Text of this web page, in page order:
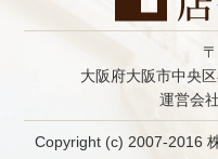
大阪府大阪市中央
運営会
Copyright (c) 2007-2016